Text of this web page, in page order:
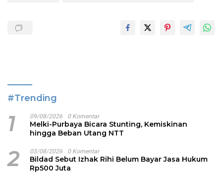
#Trending
1 09/08/2026 0 Komentar
Melki-Purbaya Bicara Stunting, Kemiskinan
hingga Beban Utang NTT
2 03/08/2026 0 Komentar
Bildad Sebut Izhak Rihi Belum Bayar Jasa Hukum
Rp500 Juta